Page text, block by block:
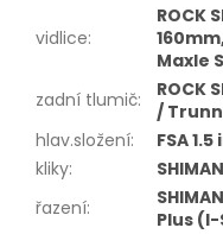
vidlice:
ROCK
Maxle
zadní tlumič:
ROCK
/
hlav.složení:
FSA
kliky:
řazení:
Plus (I-